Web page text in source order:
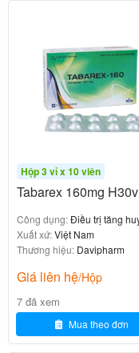
2. Telmisartan
Tablets là
Telmisartan
thuộc nhóm thuốc
không bao tan trong
Hoạt chất:
(dưới dạng
Nhà sản xuất
:
(Ấn Độ).
Công ty liên
một thành viên
Hộp 3 vỉ x 10 viên
Tabarex 160mg H30v
Công dụng:Điều trị tăng
Xuất xứ:Việt Nam
Thương hiệu: Davipharm
Giá liên hệ/Hộp
7 đã xem
Mua theo đơn